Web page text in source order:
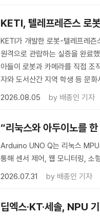
KETI, 텔레프레즌스 로
KETI가 개발한 로봇-텔레프레즌
원격으로 관람하는 실증을 완료
아들이 로봇과 카메라를 직접 조
자와 도서산간 지역 학생 등 문
2026.08.05
by 배종인 기자
“리눅스와 아두이노를
Arduino UNO Q는 리눅스
통해 센서 제어, 웹 모니터링, 소
2026.07.31
by 배종인 기자
딥엑스·KT·세솔, NPU